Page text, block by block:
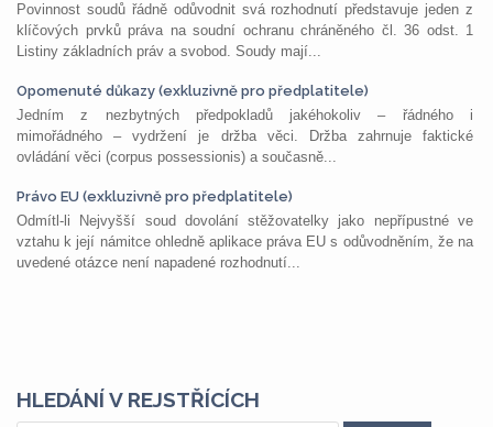
Povinnost soudů řádně odůvodnit svá rozhodnutí představuje jeden z
klíčových prvků práva na soudní ochranu chráněného čl. 36 odst. 1
Listiny základních práv a svobod. Soudy mají...
Opomenuté důkazy (exkluzivně pro předplatitele)
Jedním z nezbytných předpokladů jakéhokoliv – řádného i
mimořádného – vydržení je držba věci. Držba zahrnuje faktické
ovládání věci (corpus possessionis) a současně...
Právo EU (exkluzivně pro předplatitele)
Odmítl-li Nejvyšší soud dovolání stěžovatelky jako nepřípustné ve
vztahu k její námitce ohledně aplikace práva EU s odůvodněním, že na
uvedené otázce není napadené rozhodnutí...
HLEDÁNÍ V REJSTŘÍCÍCH